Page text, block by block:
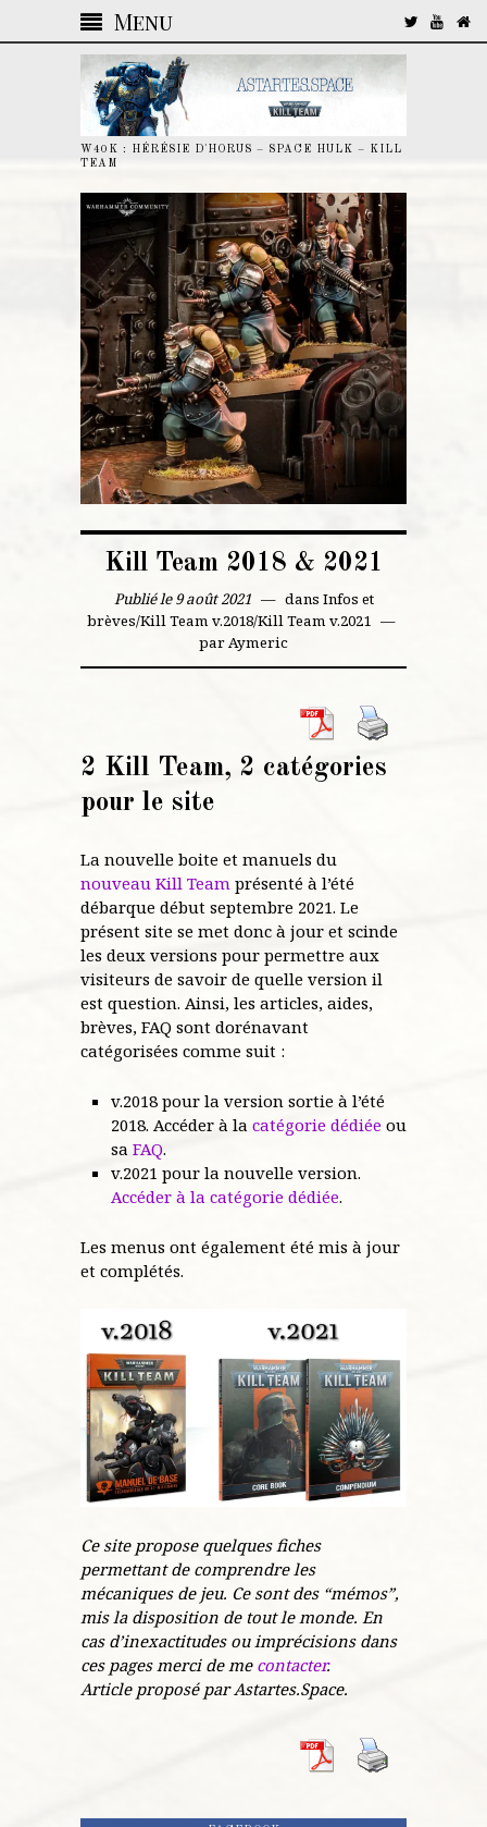
Menu
W40K : HÉRÉSIE D'HORUS – SPACE HULK – KILL
TEAM
Kill Team 2018 & 2021
Publié le 9 août 2021 dans Infos et
brèves/Kill Team v.2018/Kill Team v.2021
parAymeric
2 Kill Team, 2 catégories
pour le site
La nouvelle boite et manuels du
nouveau Kill Team présenté à l’été
débarque début septembre 2021. Le
présent site se met donc à jour et scinde
les deux versions pour permettre aux
visiteurs de savoir de quelle version il
est question. Ainsi, les articles, aides,
brèves, FAQ sont dorénavant
catégorisées comme suit :
v.2018 pour la version sortie à l’été
2018. Accéder à la catégorie dédiée ou
sa FAQ.
v.2021 pour la nouvelle version.
Accéder à la catégorie dédiée.
Les menus ont également été mis à jour
et complétés.
Ce site propose quelques fiches
permettant de comprendre les
mécaniques de jeu. Ce sont des “mémos”,
mis la disposition de tout le monde. En
cas d’inexactitudes ou imprécisions dans
ces pages merci de me contacter.
Article proposé par Astartes.Space.